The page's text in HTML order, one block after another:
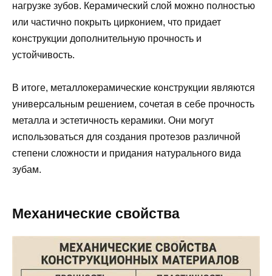
нагрузке зубов. Керамический слой можно полностью
или частично покрыть цирконием, что придает
конструкции дополнительную прочность и
устойчивость.
В итоге, металлокерамические конструкции являются
универсальным решением, сочетая в себе прочность
металла и эстетичность керамики. Они могут
использоваться для создания протезов различной
степени сложности и придания натурального вида
зубам.
Механические свойства